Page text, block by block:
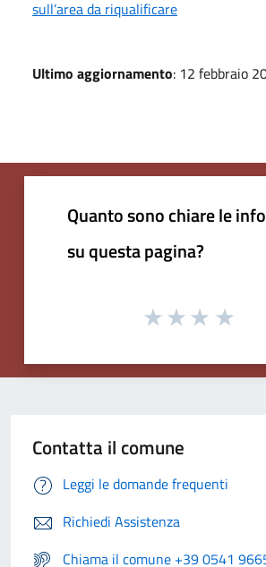
sull’area da riqualificare
Ultimo aggiornamento: 12 febbraio
Quanto sono chiare le
su questa pagina?
Contatta il comune
Leggi le domande frequenti
Richiedi Assistenza
Chiama il comune +39 0541